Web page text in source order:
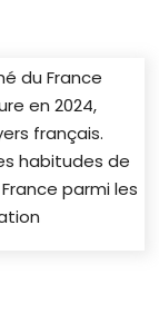
du France
en 2024,
français.
habitudes de
parmi les